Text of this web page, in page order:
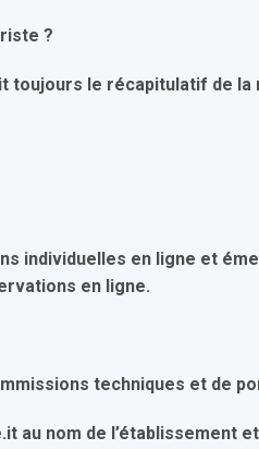
?
toujours le récapitulatif de la
individuelles en ligne et
en ligne.
techniques et de
au nom de l’établissement